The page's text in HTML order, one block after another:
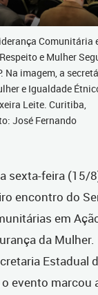
Comunitária
e Mulher
Na imagem, a
e Igualdade
Leite. Curitiba,
José Fernando
sexta-feira (15/
encontro do
em
da
Estadual
evento marcou